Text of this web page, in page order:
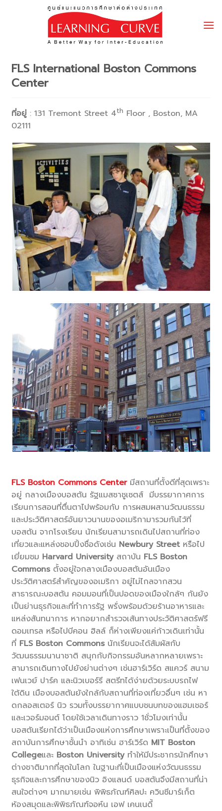
FLS International Boston Commons
Center
ที่อยู่ : 131 Tremont Street 4th Floor , Boston, MA
02111
FLS Boston Commons Centerมีสถานที่ตั้งดีที่สุดเพราะ
อยู่ กลางเมืองบอสตัน รัฐแมสซาชูเซตส์ มีบรรยากาศการ
เรียนการสอนที่ตื่นตาไปพร้อมกับ การผสมผสานวัฒนธรรม
และประวัติศาสตร์อันยาวนานของอเมริกามารวมกันไว้ที่
บอสตัน จากโรงเรียน นักเรียนสามารถเดินไปสถานที่ท่อง
เที่ยวและแหล่งชอบปิ้งชื่อดังเช่น Newbury Street หรือไป
เยี่ยมชม Harvard University สถาบัน FLS Boston
Commonsตั้งอยู่ใจกลางเมืองบอสตันอันเมือง
ประวัติศาสตร์สำคัญของอเมริกา อยู่ไม่ไกลจากสวน
สาธารณะบอสตัน คอมมอนที่เป็นปอดของเมืองใกล้ๆ กันยัง
เป็นย่านธุรกิจและที่ทำการรัฐ พรั่งพร้อมด้วยร้านอาหารและ
แหล่งสันทนาการ หากอยากสำรวจเส้นทางประวัติศาสตร์ฟรี
ดอมเทรล หรือไปบีคอน ฮิลล์ ก็ห่างเพียงแค่ก้าวเดินเท่านั้น
ที่ FLS Boston Commonsนักเรียนจะได้สัมผัสกับ
วัฒนธรรมนานาชาติ สนุกกับกิจกรรมอันหลากหลายเพราะ
สามารถเดินทางไปยังย่านต่างๆ เช่นฮาร์เวิร์ด สแควร์ สนาม
เฟนเวย์ ปาร์ค และนิวเบอร์รี สตรีทได้ง่ายด้วยระบบรถไฟ
ใต้ดิน เมืองบอสตันยังใกล้กับสถานที่ท่องเที่ยวอื่นๆ เช่น หา
ดกลอสเตอร์ นิว รวมทั้งบรรยากาศแบบชนบทของแฮมเชอร์
และเวอร์มอนต์ โดยใช้เวลาเดินทางราว 1ชั่วโมงเท่านั้น
บอสตันเรียกได้ว่าเป็นเมืองแห่งการศึกษาเพราะเป็นที่ตั้งของ
สถาบันการศึกษาชั้นนำ อาทิเช่น ฮาร์เวิร์ด MIT Boston
Collegeและ Boston University ทำให้มีประชากรนักศึกษา
ต่างชาติมากที่สุดในโลก ในฐานะที่เป็นเมืองแห่งวัฒนธรรม
ธุรกิจและการศึกษาของนิว อิงแลนด์ บอสตันจึงมีสถานที่น่า
สนใจต่างๆ มากมายเช่น พิพิธภัณฑ์ศิลปะ ควินซีมาร์เก็ต
ห้องสมุดและพิพิธภัณฑ์จอห์น เอฟ เคนเนดี้